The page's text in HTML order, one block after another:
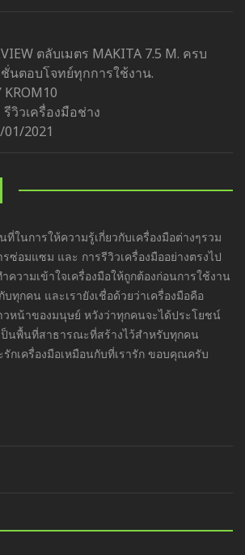
ตลับเมตร MAKITA 7.5 M. ครบ
นตอบโจทย์ทุกการใช้งาน.
KROM10
รีวิวเครื่องมือช่าง
01/2021
ที่ในการให้ความรู้เกี่ยวกับเครื่องมือต่างๆรวม
ซ่อมแซม และ การรีวิวเครื่องมืออย่างตรงไป
ความเข้าใจเครื่องมือให้ถูกต้องก่อนการใช้งาน
ทุกคน และเรายังเชื่อด้วยว่าเครื่องมือคือ
หน้าของมนุษย์ หวังว่าทุกคนจะได้ประโยชน์
ป็นพื้นที่สาธารณะที่สร้างไว้สำหรับทุกคน
กเครื่องมือเหมือนกับที่เรารัก ขอบคุณครับ